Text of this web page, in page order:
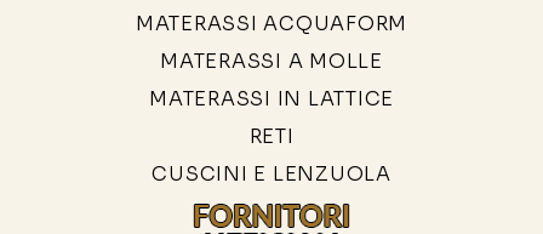
MATERASSI ACQUAFORM
MATERASSI A MOLLE
MATERASSI IN LATTICE
RETI
CUSCINI E LENZUOLA